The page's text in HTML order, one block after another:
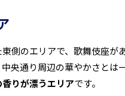
側のエリアで、歌舞伎座が
央通り周辺の華やかさとは一
りが漂うエリアです。